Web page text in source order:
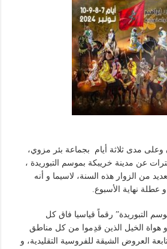
مدى ثلاثة أيام بجماعة بئر مزوي،
بحوالي 20 كيلومترات عن مدينة خريبكة بموسم التبوريدة ،
من الزوار هذه السنة، لاسيما و أنه
عطلة نهاية الأسبوع.
التبوريدة” رقماً قياسيا فاق كل
هواة الخيل الذين قدِموا من كل مناطق
العروض الشيقة للفروسية التقليدية، و